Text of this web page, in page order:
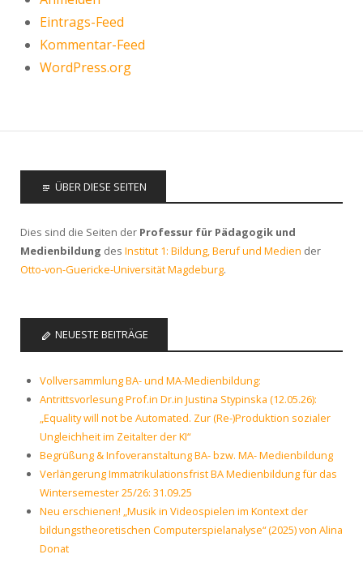
Eintrags-Feed
Kommentar-Feed
WordPress.org
ÜBER DIESE SEITEN
Dies sind die Seiten der Professur für Pädagogik und
Medienbildung des Institut 1: Bildung, Beruf und Medien der
Otto-von-Guericke-Universität Magdeburg.
NEUESTE BEITRÄGE
Vollversammlung BA- und MA-Medienbildung:
Antrittsvorlesung Prof.in Dr.in Justina Stypinska (12.05.26):
„Equality will not be Automated. Zur (Re-)Produktion sozialer
Ungleichheit im Zeitalter der KI“
Begrüßung & Infoveranstaltung BA- bzw. MA- Medienbildung
Verlängerung Immatrikulationsfrist BA Medienbildung für das
Wintersemester 25/26: 31.09.25
Neu erschienen! „Musik in Videospielen im Kontext der
bildungstheoretischen Computerspielanalyse“ (2025) von Alina
Donat